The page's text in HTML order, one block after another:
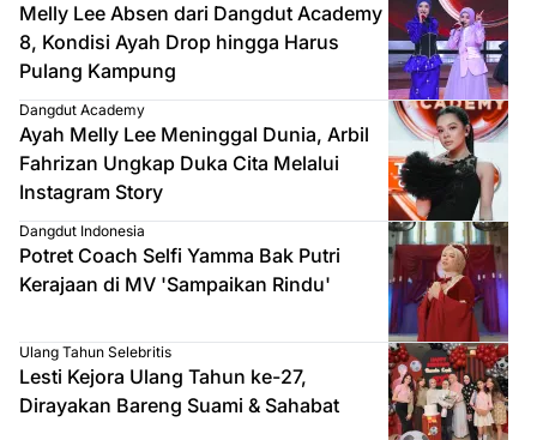
Melly Lee Absen dari Dangdut Academy
8, Kondisi Ayah Drop hingga Harus
Pulang Kampung
Dangdut Academy
Ayah Melly Lee Meninggal Dunia, Arbil
Fahrizan Ungkap Duka Cita Melalui
Instagram Story
Dangdut Indonesia
Potret Coach Selfi Yamma Bak Putri
Kerajaan di MV 'Sampaikan Rindu'
Ulang Tahun Selebritis
Lesti Kejora Ulang Tahun ke-27,
Dirayakan Bareng Suami & Sahabat